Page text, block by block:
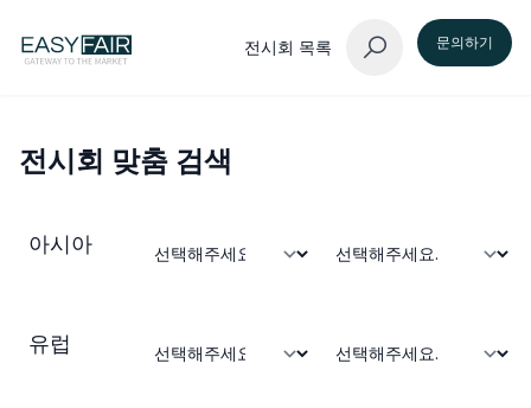
전시회 목록 문의하기
전시회 맞춤 검색
아시아
유럽